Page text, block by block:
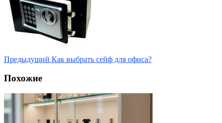
Предыдущий Как выбрать сейф для офиса?
Похожие